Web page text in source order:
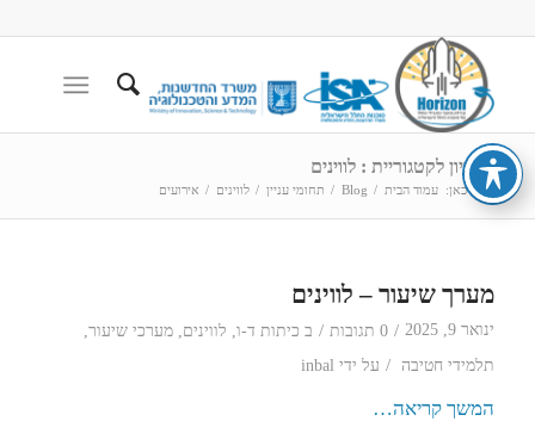
ארכיון לקטגוריית : לווינים
הנך כאן: עמוד הבית /
Blog
/ תחומי עניין / לווינים / אירועים
מערך שיעור – לווינים
ינואר 9, 2025 / 0 תגובות / ב כיתות ד-ו, לווינים, מערכי שיעור,
תלמידי חטיבה
/ על ידי inbal
המשך קריאה…